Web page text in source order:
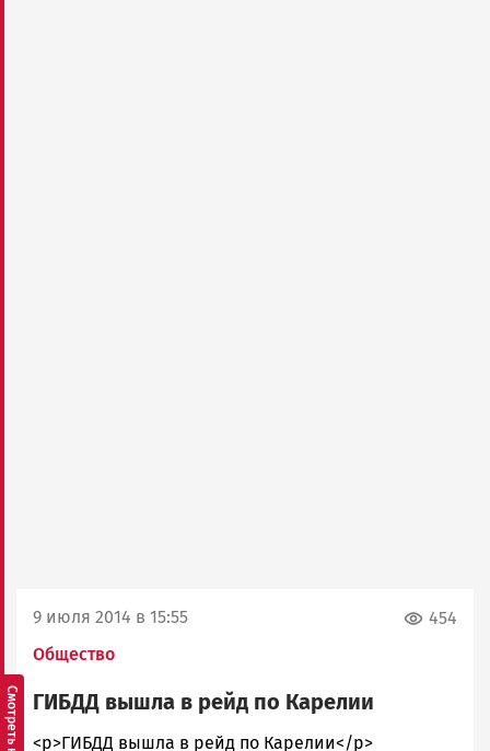
9 июля 2014 в 15:55
Общество
454
ГИБДД вышла в рейд по Карелии
admintimur
<p>ГИБДД вышла в рейд по Карелии</p>